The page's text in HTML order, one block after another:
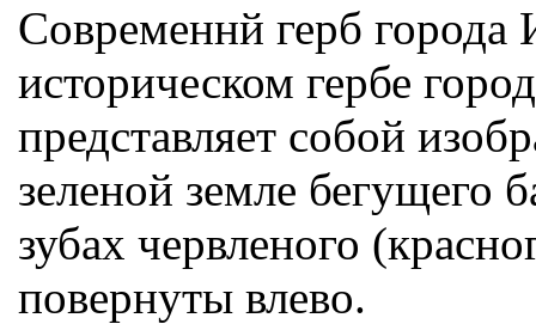
Современнй герб города
историческом гербе
представляет собой
зеленой земле бегущего
зубах червленого
повернуты влево.